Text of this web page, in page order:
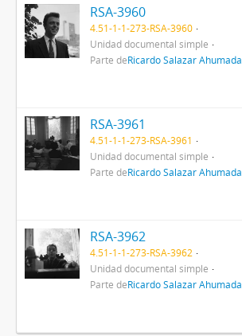
RSA-3960
4.51-1-1-273-RSA-3960
Unidad documental simple
Parte deRicardo Salazar Ahumada
RSA-3961
4.51-1-1-273-RSA-3961
Unidad documental simple
Parte deRicardo Salazar Ahumada
RSA-3962
4.51-1-1-273-RSA-3962
Unidad documental simple
Parte deRicardo Salazar Ahumada